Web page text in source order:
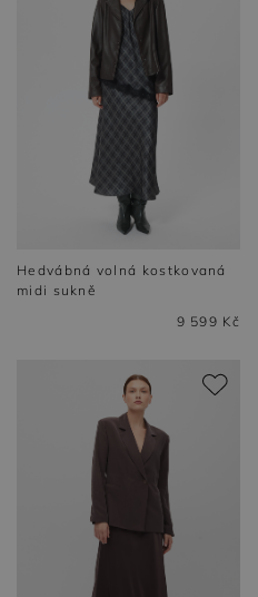
Hedvábná volná kostkovaná
midi sukně
9 599 Kč